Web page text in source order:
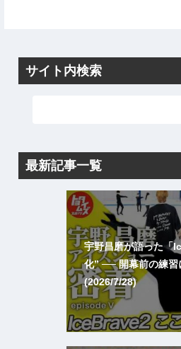
サイト内検索
最新記事一覧
宇野昌磨が語った「
化” ── 開幕前の練
(2026/7/28)